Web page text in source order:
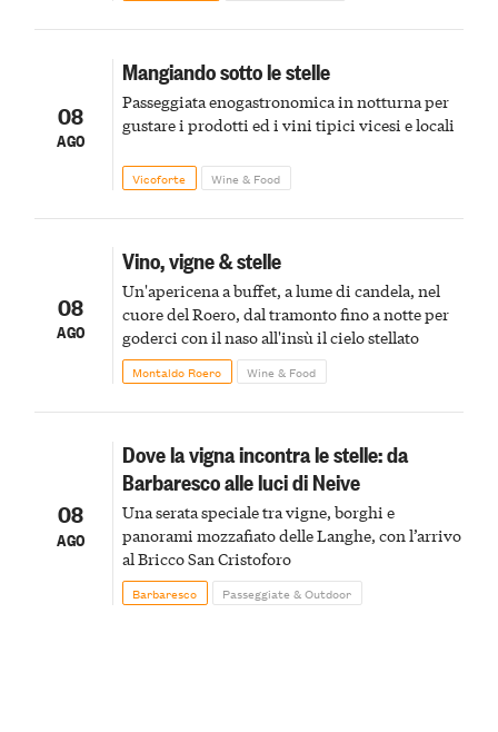
08
AGO
Mangiando sotto le stelle
Passeggiata enogastronomica in notturna per
gustare i prodotti ed i vini tipici vicesi e locali
Vicoforte Wine & Food
08
AGO
Vino, vigne & stelle
Un'apericena a buffet, a lume di candela, nel
cuore del Roero, dal tramonto fino a notte per
goderci con il naso all'insù il cielo stellato
Montaldo Roero Wine & Food
08
AGO
Dove la vigna incontra le stelle: da
Barbaresco alle luci di Neive
Una serata speciale tra vigne, borghi e
panorami mozzafiato delle Langhe, con l’arrivo
al Bricco San Cristoforo
Barbaresco Passeggiate & Outdoor